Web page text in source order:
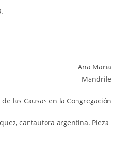
María
Mandrile
las Causas en la Congregación
cantautora argentina. Pieza